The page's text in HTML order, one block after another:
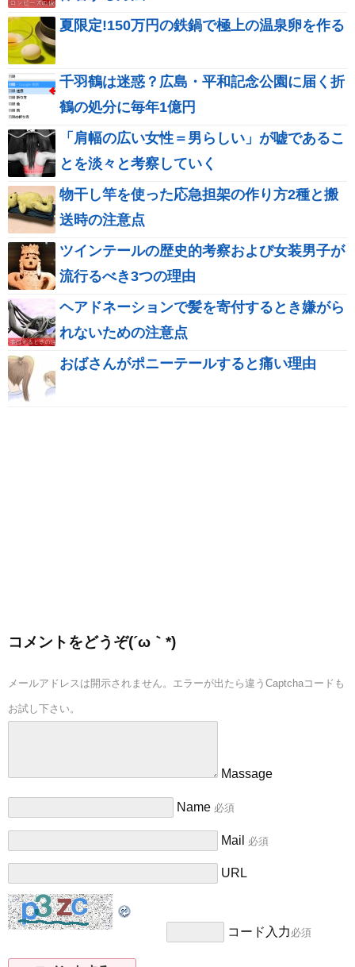
夏限定!150万円の鉄鍋で極上の温泉卵を作る
千羽鶴は迷惑？広島・平和記念公園に届く折
鶴の処分に毎年1億円
「肩幅の広い女性＝男らしい」が嘘であるこ
とを淡々と考察していく
物干し竿を使った応急担架の作り方2種と搬
送時の注意点
ツインテールの歴史的考察および女装男子が
流行るべき3つの理由
ヘアドネーションで髪を寄付するとき嫌がら
れないための注意点
おばさんがポニーテールすると痛い理由
コメントをどうぞ(´ω｀*)
メールアドレスは開示されません。エラーが出たら違うCaptchaコードも
お試し下さい。
Massage
Name 必須
Mail 必須
URL
コード入力 必須